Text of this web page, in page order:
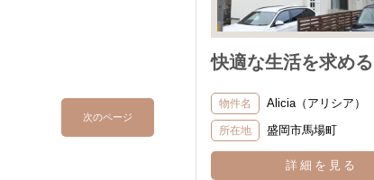
次のページ
快適な生活を求める
物件名 Alicia（アリシア）
所在地 盛岡市馬場町
詳細を見る